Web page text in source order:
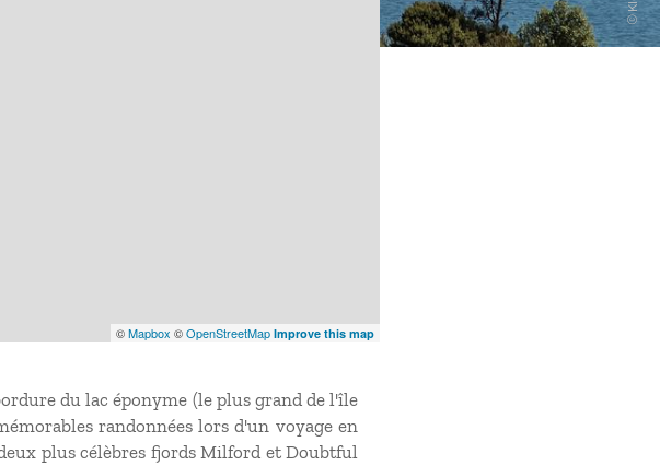
©Mapbox ©OpenStreetMap Improve this map
du lac éponyme (le plus grand de l'île
randonnées lors d'un voyage en
plus célèbres fjords Milford et Doubtful